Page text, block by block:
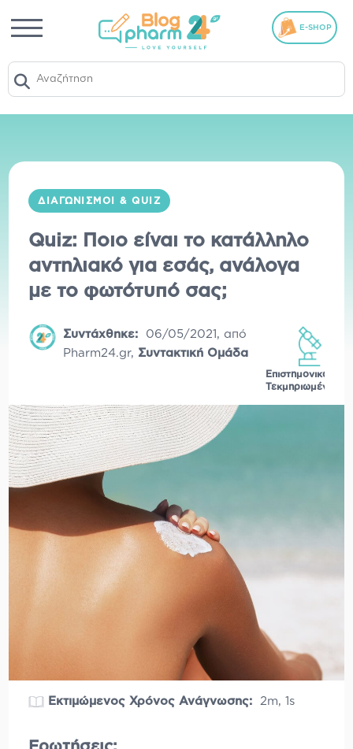
E-SHOP
ΔΙΑΓΩΝΙΣΜΟΊ & QUIZ
Quiz: Ποιο είναι το κατάλληλο
αντηλιακό για εσάς, ανάλογα
με το φωτότυπό σας;
Συντάχθηκε: 06/05/2021 , από
Pharm24.gr, Συντακτική Ομάδα
Επιστημονικά
Τεκμηριωμένο
Εκτιμώμενος Χρόνος Ανάγνωσης: 2m, 1s